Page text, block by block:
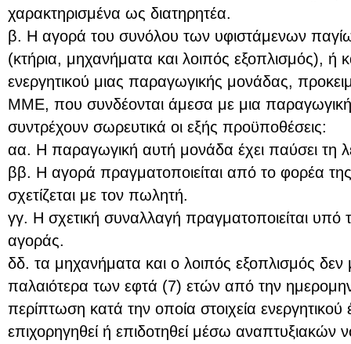
χαρακτηρισμένα ως διατηρητέα.
β. Η αγορά του συνόλου των υφιστάμενων
(κτήρια, μηχανήματα και λοιπός εξοπλισμός), ή
ενεργητικού μιας παραγωγικής μονάδας,
ΜΜΕ, που συνδέονται άμεσα με μια
συντρέχουν σωρευτικά οι εξής προϋποθέσεις:
αα. Η παραγωγική αυτή μονάδα έχει παύσει τη
ββ. Η αγορά πραγματοποιείται από το φορέα
σχετίζεται με τον πωλητή.
γγ. Η σχετική συναλλαγή πραγματοποιείται υπό
αγοράς.
δδ. τα μηχανήματα και ο λοιπός εξοπλισμός δεν
παλαιότερα των εφτά (7) ετών από την
περίπτωση κατά την οποία στοιχεία
επιχορηγηθεί ή επιδοτηθεί μέσω